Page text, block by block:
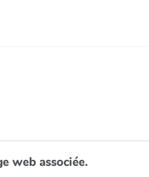
web associée.